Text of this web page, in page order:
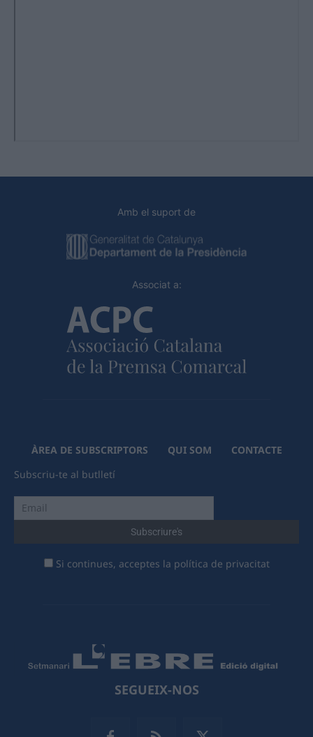
Amb el suport de
Associat a:
ÀREA DE SUBSCRIPTORS QUI SOM
CONTACTE
Subscriu-te al butlletí
Si continues, acceptes la política de privacitat
SEGUEIX-NOS